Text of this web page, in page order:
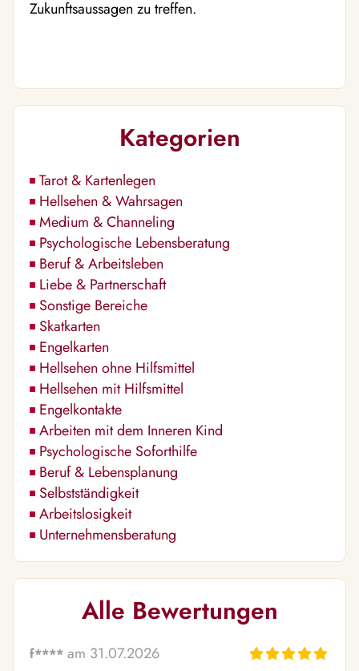
Zukunftsaussagen zu treffen.
Kategorien
Tarot & Kartenlegen
Hellsehen & Wahrsagen
Medium & Channeling
Psychologische Lebensberatung
Beruf & Arbeitsleben
Liebe & Partnerschaft
Sonstige Bereiche
Skatkarten
Engelkarten
Hellsehen ohne Hilfsmittel
Hellsehen mit Hilfsmittel
Engelkontakte
Arbeiten mit dem Inneren Kind
Psychologische Soforthilfe
Beruf & Lebensplanung
Selbstständigkeit
Arbeitslosigkeit
Unternehmensberatung
Alle Bewertungen
f**** am 31.07.2026